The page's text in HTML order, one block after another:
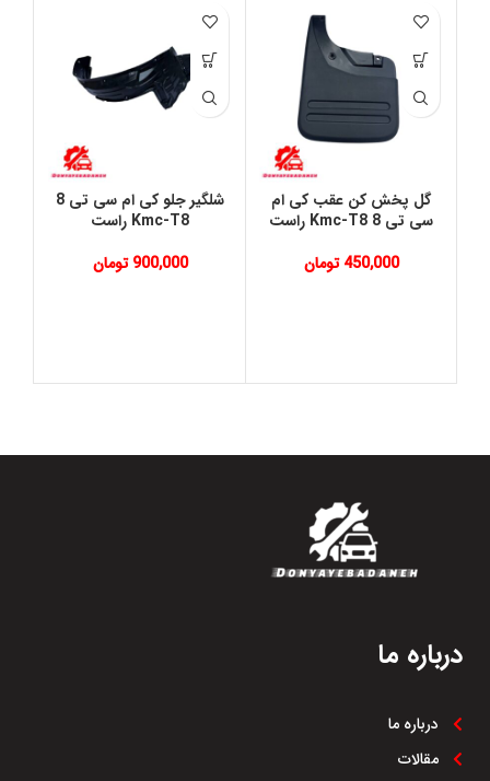
گل پخش کن عقب کی ام
سی تی 8 Kmc-T8 راست
450,000 تومان
شلگیر جلو کی ام سی تی 8
Kmc-T8 راست
900,000 تومان
درباره ما
درباره ما
مقالات